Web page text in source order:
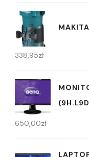
338,95zł
650,00zł